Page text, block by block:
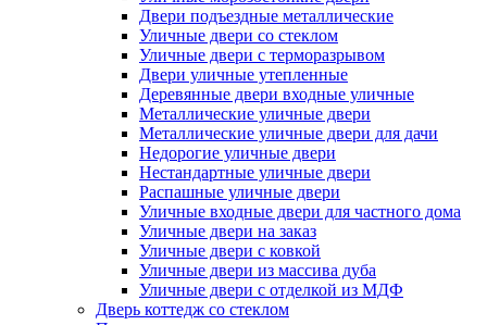
Двери подъездные металлические
Уличные двери со стеклом
Уличные двери с терморазрывом
Двери уличные утепленные
Деревянные двери входные уличные
Металлические уличные двери
Металлические уличные двери для дачи
Недорогие уличные двери
Нестандартные уличные двери
Распашные уличные двери
Уличные входные двери для частного дома
Уличные двери на заказ
Уличные двери с ковкой
Уличные двери из массива дуба
Уличные двери с отделкой из МДФ
Дверь коттедж со стеклом